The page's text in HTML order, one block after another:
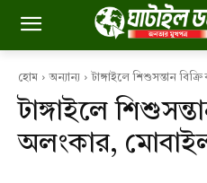
হোম অন্যান্য টাঙ্গাইলে শিশুসন্তান
টাঙ্গাইলে
অলংকার,